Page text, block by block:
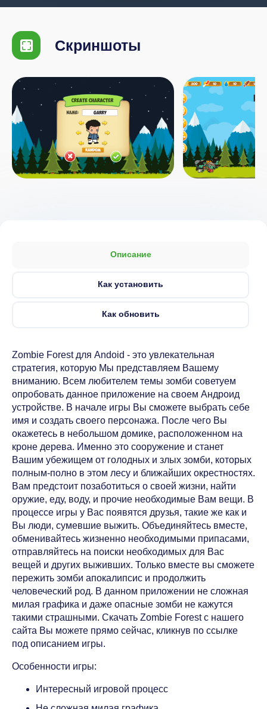
Скриншоты
Описание
Как установить
Как обновить
Zombie Forest для Andoid - это увлекательная
стратегия, которую Мы представляем Вашему
вниманию. Всем любителем темы зомби советуем
опробовать данное приложение на своем Андроид
устройстве. В начале игры Вы сможете выбрать себе
имя и создать своего персонажа. После чего Вы
окажетесь в небольшом домике, расположенном на
кроне дерева. Именно это сооружение и станет
Вашим убежищем от голодных и злых зомби, которых
полным-полно в этом лесу и ближайших окрестностях.
Вам предстоит позаботиться о своей жизни, найти
оружие, еду, воду, и прочие необходимые Вам вещи. В
процессе игры у Вас появятся друзья, такие же как и
Вы люди, сумевшие выжить. Объединяйтесь вместе,
обменивайтесь жизненно необходимыми припасами,
отправляйтесь на поиски необходимых для Вас
вещей и других выживших. Только вместе вы сможете
пережить зомби апокалипсис и продолжить
человеческий род. В данном приложении не сложная
милая графика и даже опасные зомби не кажутся
такими страшными. Скачать Zombie Forest с нашего
сайта Вы можете прямо сейчас, кликнув по ссылке
под описанием игры.
Особенности игры:
Интересный игровой процесс